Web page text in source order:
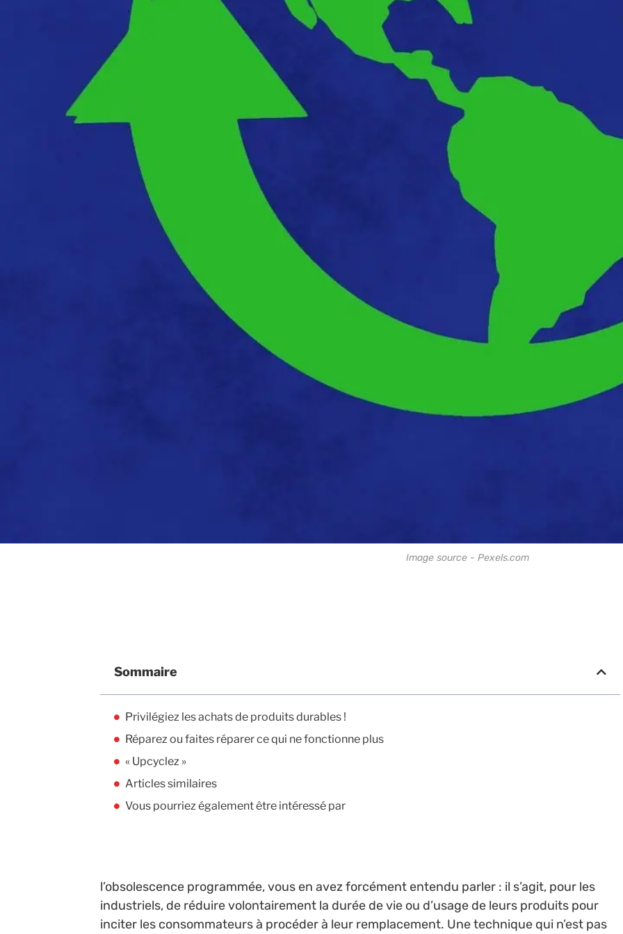
Image source - Pexels.com
Sommaire
Privilégiez les achats de produits durables !
Réparez ou faites réparer ce qui ne fonctionne plus
« Upcyclez »
Articles similaires
Vous pourriez également être intéressé par
l’obsolescence programmée, vous en avez forcément entendu parler : il s’agit, pour les
industriels, de réduire volontairement la durée de vie ou d’usage de leurs produits pour
inciter les consommateurs à procéder à leur remplacement. Une technique qui n’est pas